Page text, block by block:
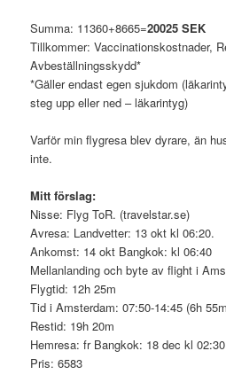
Summa: 11360+8665=20025 SEK
Tillkommer: Vaccinationskostnader,
Avbeställningsskydd*
*Gäller endast egen sjukdom
steg upp eller ned – läkarintyg)
Varför min flygresa blev dyrare, än
inte.
Mitt förslag:
Nisse: Flyg ToR. (travelstar.se)
Avresa: Landvetter: 13 okt kl 06:20.
Ankomst: 14 okt Bangkok: kl 06:40
Mellanlanding och byte av flight i
Flygtid: 12h 25m
Tid i Amsterdam: 07:50-14:45 (6h
Restid: 19h 20m
Hemresa: fr Bangkok: 18 dec kl
Pris: 6583